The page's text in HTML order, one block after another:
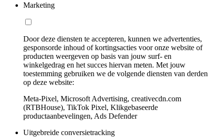
Marketing
Door deze diensten te accepteren, kunnen we advertenties,
gesponsorde inhoud of kortingsacties voor onze website of
producten weergeven op basis van jouw surf- en
winkelgedrag en het succes hiervan meten. Met jouw
toestemming gebruiken we de volgende diensten van derden
op deze website:
Meta-Pixel, Microsoft Advertising, creativecdn.com
(RTBHouse), TikTok Pixel, Klikgebaseerde
productaanbevelingen, Ads Defender
Uitgebreide conversietracking